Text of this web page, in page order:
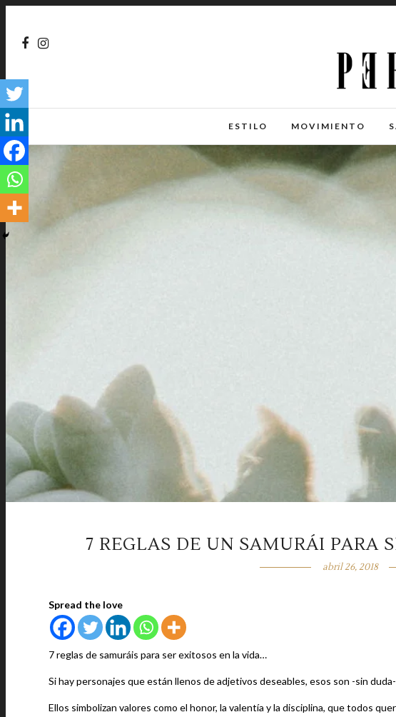
ESTILO MOVIMIENTO
7 REGLAS DE UN SAMURÁI PARA
abril 26, 2018
Spread the love
7 reglas de samuráis para ser exitosos en la vida…
Si hay personajes que están llenos de adjetivos deseables, esos son -sin
Ellos simbolizan valores como el honor, la valentía y la disciplina, que todos